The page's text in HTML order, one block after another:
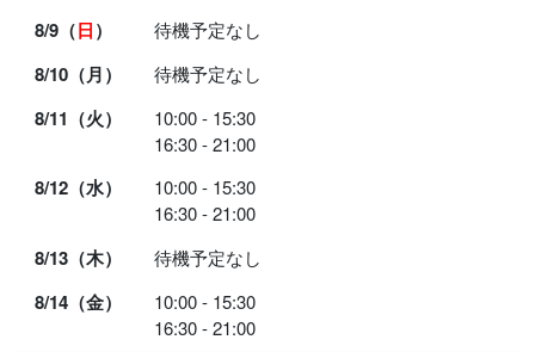
8/9（日） 待機予定なし
8/10（月） 待機予定なし
8/11（火）
10:00 - 15:30
16:30 - 21:00
8/12（水）
10:00 - 15:30
16:30 - 21:00
8/13（木） 待機予定なし
8/14（金）
10:00 - 15:30
16:30 - 21:00